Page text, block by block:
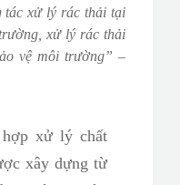
tác xử lý rác thải tại
xử lý rác thải
vệ môi trường” –
xử lý chất
xây dựng từ